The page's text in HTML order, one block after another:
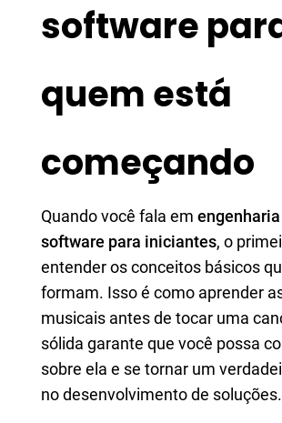
software
quem está
começando
Quando você fala em
software para iniciantes, o
entender os conceitos básicos
formam. Isso é como aprender
musicais antes de tocar uma
sólida garante que você possa
sobre ela e se tornar um
no desenvolvimento de soluções.